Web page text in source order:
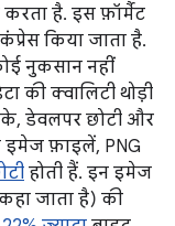
है. इस फ़ॉर्मैट
किया जाता है.
नुकसान नहीं
की क्वालिटी थोड़ी
डेवलपर छोटी और
फ़ाइलें, PNG
होती हैं. इन इमेज
जाता है) की